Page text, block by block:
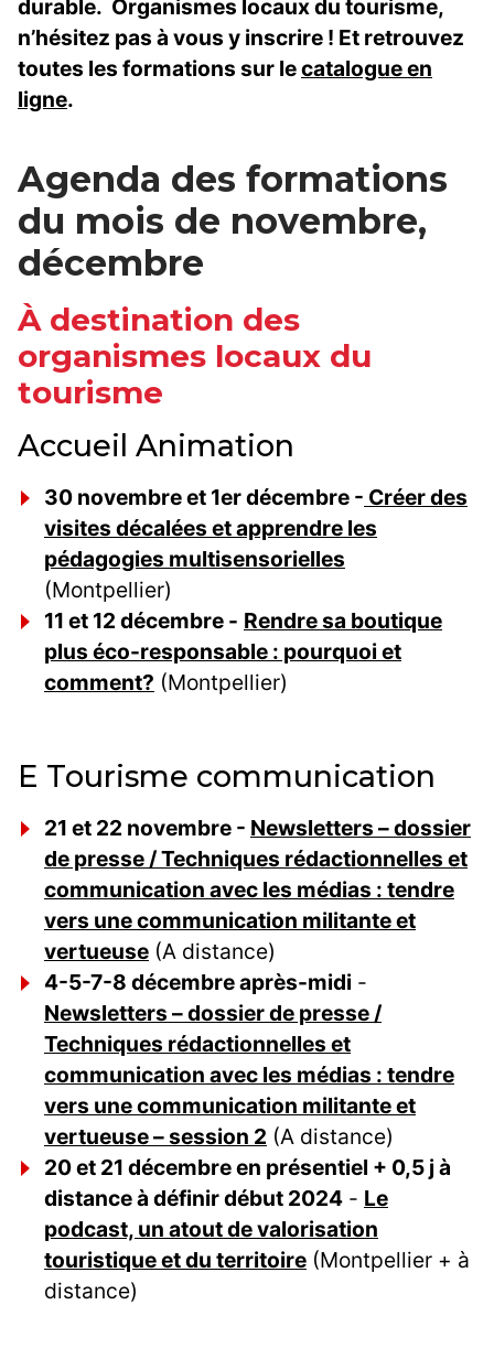
durable. Organismes locaux du tourisme,
n’hésitez pas à vous y inscrire ! Et retrouvez
toutes les formations sur lecatalogue en
ligne.
Agenda des formations
du mois de novembre,
décembre
À destination des
organismes locaux du
tourisme
Accueil Animation
30 novembre et 1er décembre - Créer des
visites décalées et apprendre les
pédagogies multisensorielles
(Montpellier)
11 et 12 décembre - Rendre sa boutique
plus éco-responsable : pourquoi et
comment? (Montpellier)
E Tourisme communication
21 et 22 novembre - Newsletters – dossier
de presse / Techniques rédactionnelles et
communication avec les médias : tendre
vers une communication militante et
vertueuse (A distance)
4-5-7-8 décembre après-midi -
Newsletters – dossier de presse /
Techniques rédactionnelles et
communication avec les médias : tendre
vers une communication militante et
vertueuse – session 2 (A distance)
20 et 21 décembre en présentiel + 0,5 j à
distance à définir début 2024 - Le
podcast, un atout de valorisation
touristique et du territoire (Montpellier + à
distance)